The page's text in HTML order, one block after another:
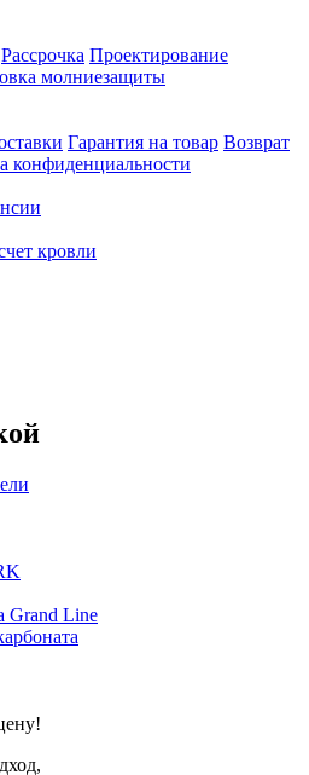
Рассрочка Проектирование
молниезащиты
Гарантия на товар Возврат
конфиденциальности
кровли
Grand Line